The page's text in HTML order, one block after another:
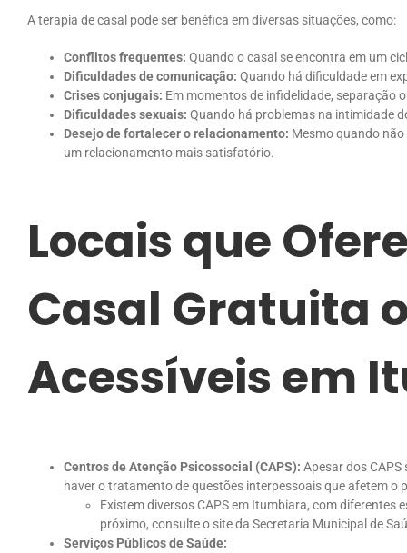
A terapia de casal pode ser benéfica em diversas situações, como:
Conflitos frequentes: Quando o casal se encontra em um
Dificuldades de comunicação: Quando há dificuldade em
Crises conjugais: Em momentos de infidelidade, separação
Dificuldades sexuais: Quando há problemas na intimidade
Desejo de fortalecer o relacionamento: Mesmo quando
um relacionamento mais satisfatório.
Locais que
Casal Gratuita
Acessíveis em
Centros de Atenção Psicossocial (CAPS): Apesar dos
haver o tratamento de questões interpessoais que afetem
Existem diversos CAPS em Itumbiara, com
próximo, consulte o site da Secretaria Municipal de
Serviços Públicos de Saúde: